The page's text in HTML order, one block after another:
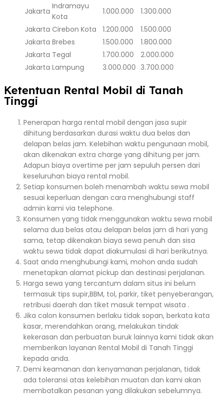
Jakarta
Indramayu
Kota
1.000.000
1.300.000
Jakarta Cirebon Kota 1.200.000
1.500.000
Jakarta Brebes 1.500.000
1.800.000
Jakarta Tegal 1.700.000
2.000.000
Jakarta Lampung 3.000.000 3.700.000
Ketentuan Rental Mobil di Tanah
Tinggi
Penerapan harga rental mobil dengan jasa supir
dihitung berdasarkan durasi waktu dua belas dan
delapan belas jam. Kelebihan waktu pengunaan mobil,
akan dikenakan extra charge yang dihitung per jam.
Adapun biaya overtime per jam sepuluh persen dari
keseluruhan biaya rental mobil.
Setiap konsumen boleh menambah waktu sewa mobil
sesuai keperluan dengan cara menghubungi staff
admin kami via telephone.
Konsumen yang tidak menggunakan waktu sewa mobil
selama dua belas atau delapan belas jam di hari yang
sama, tetap dikenakan biaya sewa penuh dan sisa
waktu sewa tidak dapat diakumulasi di hari berikutnya.
Saat anda menghubungi kami, mohon anda sudah
menetapkan alamat pickup dan destinasi perjalanan.
Harga sewa yang tercantum dalam situs ini belum
termasuk tips supir,BBM, tol, parkir, tiket penyeberangan,
retribusi daerah dan tiket masuk tempat wisata .
Jika calon konsumen berlaku tidak sopan, berkata kata
kasar, merendahkan orang, melakukan tindak
kekerasan dan perbuatan buruk lainnya kami tidak akan
memberikan layanan Rental Mobil di Tanah Tinggi
kepada anda.
Demi keamanan dan kenyamanan perjalanan, tidak
ada toleransi atas kelebihan muatan dan kami akan
membatalkan pesanan yang dilakukan sebelumnya.